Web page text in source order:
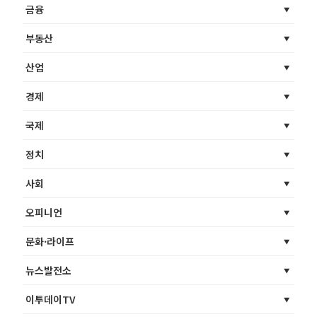
금융
부동산
산업
경제
국제
정치
사회
오피니언
문화·라이프
뉴스발전소
이투데이TV